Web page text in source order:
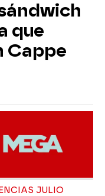
que
Cappe
JULIO